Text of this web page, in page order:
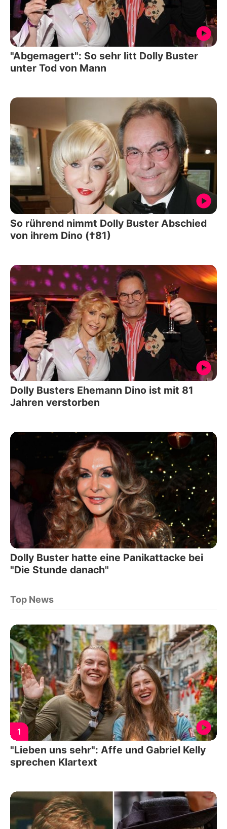
"Abgemagert": So sehr litt Dolly Buster
unter Tod von Mann
So rührend nimmt Dolly Buster Abschied
von ihrem Dino (†81)
Dolly Busters Ehemann Dino ist mit 81
Jahren verstorben
Dolly Buster hatte eine Panikattacke bei
"Die Stunde danach"
Top News
1
"Lieben uns sehr": Affe und Gabriel Kelly
sprechen Klartext